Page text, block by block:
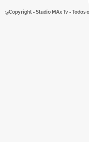
@Copyright - Studio MAx Tv - Todos